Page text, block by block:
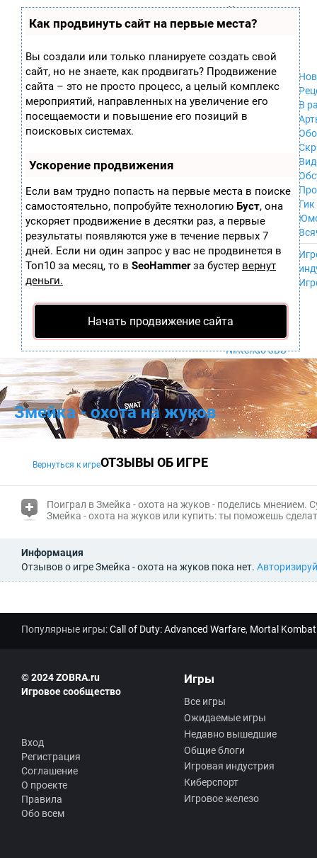
Как продвинуть сайт на первые места?
Вы создали или только планируете создать свой
сайт, но не знаете, как продвигать? Продвижение
сайта – это не просто процесс, а целый комплекс
мероприятий, направленных на увеличение его
посещаемости и повышение его позиций в
поисковых системах.
Ускорение продвижения
Если вам трудно попасть на первые места в поиске
самостоятельно, попробуйте технологию Буст, она
ускоряет продвижение в десятки раз, а первые
результаты появляются уже в течение первых 7
дней. Если ни один запрос у вас не продвинется в
Топ10 за месяц, то в SeoHammerза бустер вернут
деньги.
Начать продвижение сайта
играх
П
ла
ф
ор
м
ы
Xbox 360
Xbox
GameCube
PS2
PS3
Android
iPhone, iPod,
iPad
MacOS
Sega Mega Drive
NES
Wii U
PS4
Xbox One
Nintendo 3DS
В
Гик
Змейка - охота на жуков
Вернуться к игреОТЗЫВЫ ОБ ИГРЕ
Поиграл в Змейка - охота на жуков - поделись мнением.
Змейка - охота на жуков или купить: ты поможешь
Информация
Отзывов о игре Змейка - охота на жуков пока нет.
Популярные игры:Call of Duty: Advanced Warfare, Mortal
© 2024 ZOBRA.ru
Игровое сообщество
Вход
Регистрация
Соглашение
О проекте
Правила
Обо всем
Игры
Все игры
Ожидаемые игры
Недавно вышедшие
Общие блоги
Игровая индустрия
Киберспорт
Игровое железо